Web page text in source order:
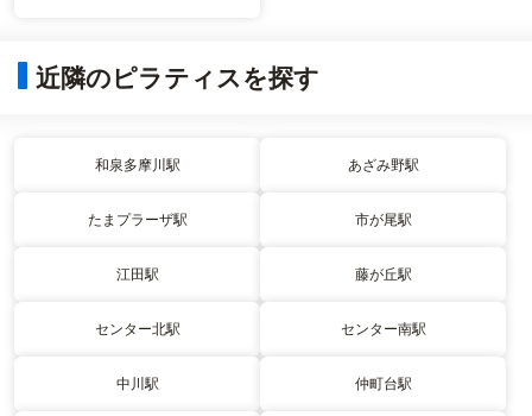
近隣のピラティスを探す
和泉多摩川駅 あざみ野駅
たまプラーザ駅 市が尾駅
江田駅 藤が丘駅
センター北駅 センター南駅
中川駅 仲町台駅